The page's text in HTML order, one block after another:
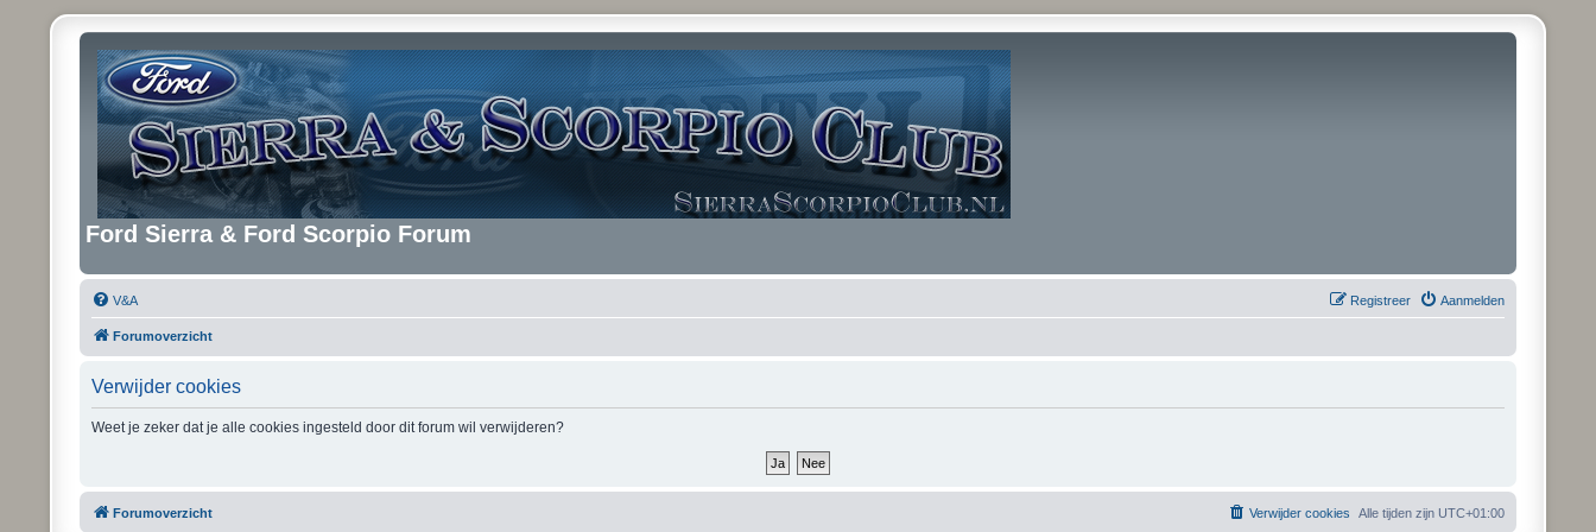
Ford Sierra & Ford Scorpio Forum
V&A Aanmelden
Registreer
Forumoverzicht
Verwijder cookies
Weet je zeker dat je alle cookies ingesteld door dit forum wil verwijderen?
Forumoverzicht Alle tijden zijn UTC+01:00
Verwijder cookies